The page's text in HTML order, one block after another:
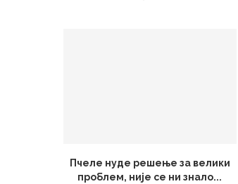
Пчеле нуде решење за велики
проблем, није се ни знало...